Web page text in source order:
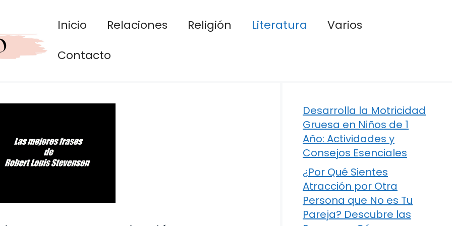
Inicio Relaciones Religión Literatura
Varios
Contacto
Desarrolla la Motricidad
Gruesa en Niños de 1
Año: Actividades y
Consejos Esenciales
¿Por Qué Sientes
Atracción por Otra
Persona que No es Tu
Pareja? Descubre las